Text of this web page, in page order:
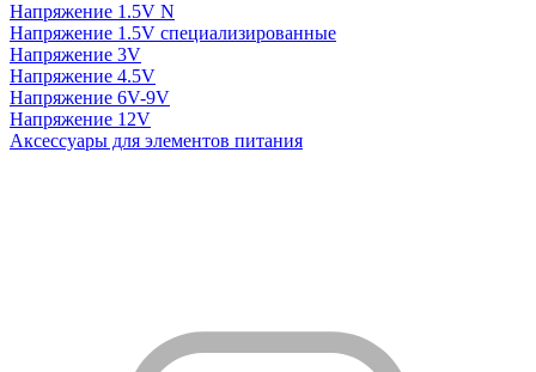
Напряжение 1.5V N
Напряжение 1.5V специализированные
Напряжение 3V
Напряжение 4.5V
Напряжение 6V-9V
Напряжение 12V
Аксессуары для элементов питания